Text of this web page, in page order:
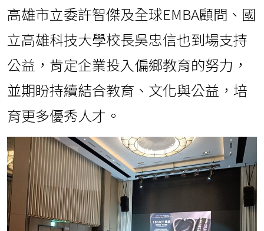
高雄市立委許智傑及全球EMBA顧問、國
立高雄科技大學校長吳忠信也到場支持
公益，肯定企業投入偏鄉教育的努力，
並期盼持續結合教育、文化與公益，培
育更多優秀人才。